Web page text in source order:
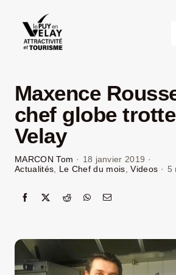
contenu
DÉCOUVRIR LE VELAY
INVESTIR EN VELAY
LE VELAY RECRUTE
Maxence
chef globe
Velay
MARCON Tom · 18 janvier 2019 ·
Actualités
Le Chef du mois ,Videos · 5